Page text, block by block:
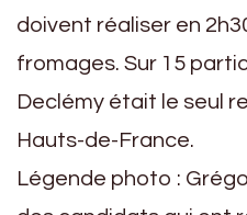
doivent réaliser en
fromages. Sur 15
Declémy était le seul
Hauts-de-France.
Légende photo :